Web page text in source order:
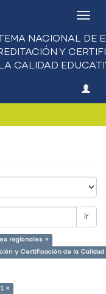
Ir
regionales ×
y Certificación de la
×